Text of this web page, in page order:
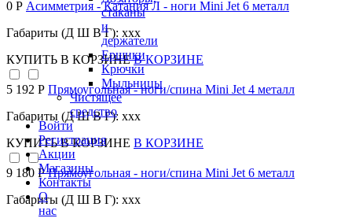
стаканы
и
держатели
Ершики
Крючки
Мыльницы
Чистящее
средство
Войти
Регистрация
Акции
Магазины
Контакты
О
нас
0 Р Асимметрия - Катания Л - ноги Mini Jet 6 металл
Габариты (Д Ш В Г): xxx
КУПИТЬ В КОРЗИНЕ В КОРЗИНЕ
5 192 Р Прямоугольная - ноги/спина Mini Jet 4 металл
Габариты (Д Ш В Г): xxx
КУПИТЬ В КОРЗИНЕ В КОРЗИНЕ
9 180 РПрямоугольная - ноги/спина Mini Jet 6 металл
Габариты (Д Ш В Г): xxx